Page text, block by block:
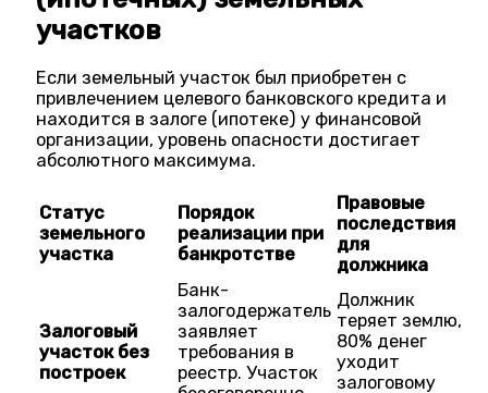
участков
Если земельный участок был приобретен с
привлечением целевого банковского кредита и
находится в залоге (ипотеке) у финансовой
организации, уровень опасности достигает
абсолютного максимума.
Статус
земельного
участка
Порядок
реализации при
банкротстве
Правовые
последствия
для
должника
Залоговый
участок без
построек
Банк-
залогодержатель
заявляет
требования в
реестр. Участок
Должник
теряет землю,
80% денег
уходит
залоговому